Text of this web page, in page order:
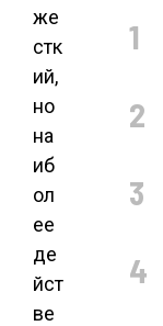
же
стк
ий,
но
на
иб
ол
ее
де
йст
ве